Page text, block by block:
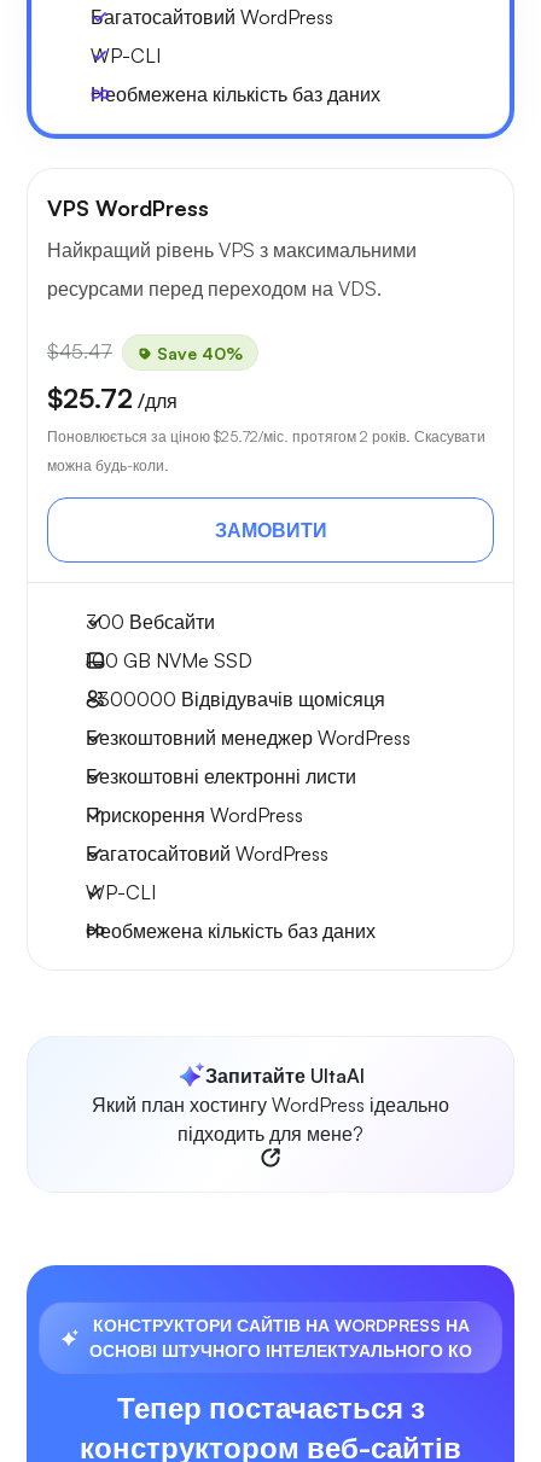
Багатосайтовий WordPress
WP-CLI
Необмежена кількість баз даних
VPS WordPress
Найкращий рівень VPS з максимальними
ресурсами перед переходом на VDS.
$45.47 Save 40%
$25.72 /для
Поновлюється за ціною $25.72/міс. протягом 2 років. Скасувати
можна будь-коли.
ЗАМОВИТИ
300 Вебсайти
100 GB NVMe SSD
~300000 Відвідувачів щомісяця
Безкоштовний менеджер WordPress
Безкоштовні електронні листи
Прискорення WordPress
Багатосайтовий WordPress
WP-CLI
Необмежена кількість баз даних
Запитайте UltaAI
Який план хостингу WordPress ідеально
підходить для мене?
КОНСТРУКТОРИ САЙТІВ НА WORDPRESS НА
ОСНОВІ ШТУЧНОГО ІНТЕЛЕКТУАЛЬНОГО КО
Тепер постачається з
конструктором веб-сайтів